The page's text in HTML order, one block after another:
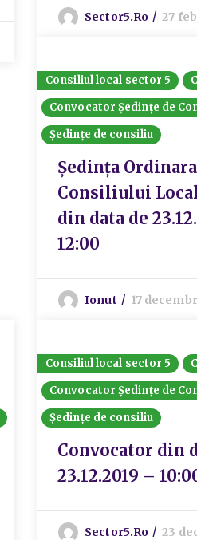
Sector5.ro 27
Consiliul local sector 5
Convocator Ședințe de
Ședințe de consiliu
Ședința
Consiliului
din data de
12:00
Ionut 17
Consiliul local sector 5
Convocator Ședințe de
Ședințe de consiliu
Convocator din
23.12.2019 –
Sector5.ro 23